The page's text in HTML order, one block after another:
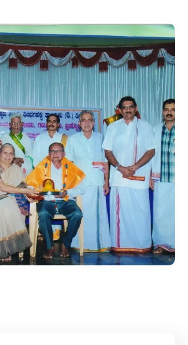
ಶ್ರೀ ಕುಂಟುವಳ್ಳಿ
ಜೀವಮಾನ ಸಾಧನೆ
#Gallery